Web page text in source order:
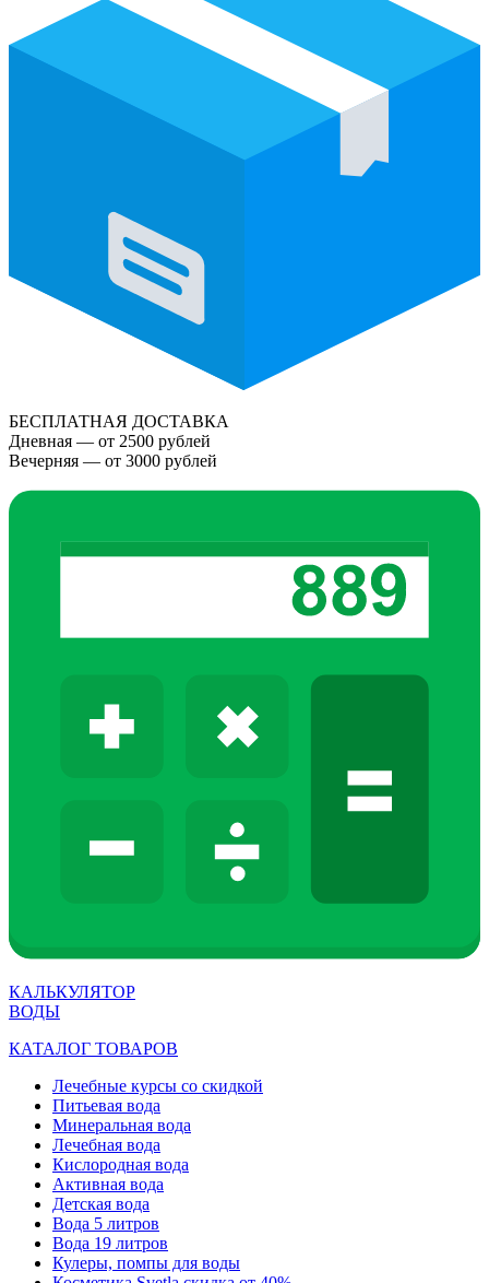
БЕСПЛАТНАЯ ДОСТАВКА
Дневная — от 2500 рублей
Вечерняя — от 3000 рублей
КАЛЬКУЛЯТОР
ВОДЫ
КАТАЛОГ ТОВАРОВ
Лечебные курсы со скидкой
Питьевая вода
Минеральная вода
Лечебная вода
Кислородная вода
Активная вода
Детская вода
Вода 5 литров
Вода 19 литров
Кулеры, помпы для воды